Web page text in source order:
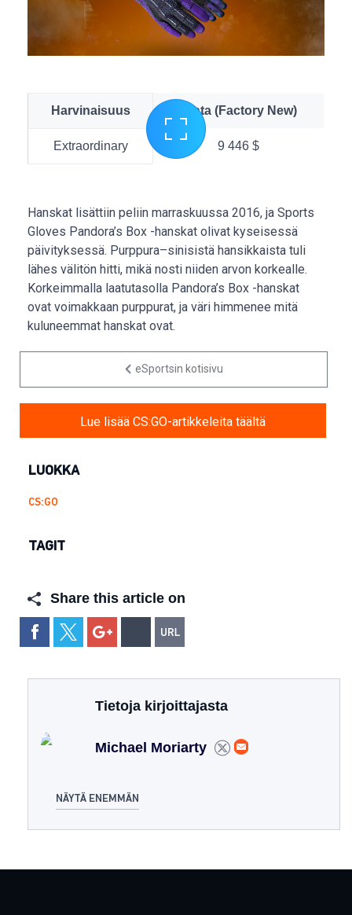
Harvinaisuus Hinta (Factory New)
Extraordinary 9 446 $
Hanskat lisättiin peliin marraskuussa 2016, ja Sports
Gloves Pandora’s Box -hanskat olivat kyseisessä
päivityksessä. Purppura–sinisistä hansikkaista tuli
lähes välitön hitti, mikä nosti niiden arvon korkealle.
Korkeimmalla laatutasolla Pandora’s Box -hanskat
ovat voimakkaan purppurat, ja väri himmenee mitä
kuluneemmat hanskat ovat.
eSportsin kotisivu
Lue lisää CS:GO-artikkeleita täältä
LUOKKA
CS:GO
TAGIT
Share this article on
Tietoja kirjoittajasta
Michael Moriarty
NÄYTÄ ENEMMÄN